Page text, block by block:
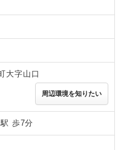
大字山口
周辺環境を知りたい
歩7分